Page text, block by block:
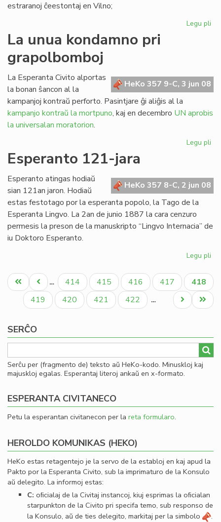
estraranoj ĉeestontaj en Vilno;
Legu pli
en
La unua kondamno pri
grapolbomboj
HeKo 357 9-C, 3 jun 08
La Esperanta Civito alportas
la bonan ŝancon al la
kampanjoj kontraŭ perforto. Pasintjare ĝi aliĝis al la
kampanjo kontraŭ la mortpuno, kaj en decembro UN aprobis
la universalan moratorion.
Legu pli
Esperanto 121-jara
HeKo 357 8-C, 2 jun 08
Esperanto atingas hodiaŭ
sian 121an jaron. Hodiaŭ
estas festotago por la esperanta popolo, la Tago de la
Esperanta Lingvo. La 2an de junio 1887 la cara cenzuro
permesis la preson de la manuskripto “Lingvo Internacia” de
iu Doktoro Esperanto.
Legu pli
Pagination
Unua
paĝo
Antaŭa
paĝo
… Paĝo
414 Paĝo
415 Paĝo
416 Paĝo
417
Aktuala
paĝo
418
Paĝo
419 Paĝo
420 Paĝo
421 Paĝo
422 …
Last
page
Next
page
SERĈO
Serĉu per (fragmento de) teksto aŭ HeKo-kodo. Minuskloj kaj
majuskloj egalas. Esperantaj literoj ankaŭ en x-formato.
ESPERANTA CIVITANECO
Petu la esperantan civitanecon per la reta formularo.
HEROLDO KOMUNIKAS (HEKO)
HeKo estas retagentejo je la servo de la establoj en kaj apud la
Pakto por la Esperanta Civito, sub la imprimaturo de la Konsulo
aŭ delegito. La informoj estas:
C: oﬁcialaj de la Civitaj instancoj, kiuj esprimas la oﬁcialan
starpunkton de la Civito pri specifa temo, sub responso de
la Konsulo, aŭ de ties delegito, markitaj per la simbolo
.